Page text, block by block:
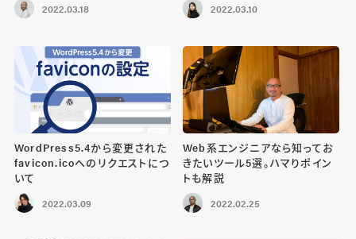
2022.03.18 2022.03.10
WordPress5.4から変更された
favicon.icoへのリクエストにつ
いて
2022.03.09
Web系エンジニアなら知ってお
きたいツール5選。ハマりポイン
トも解説
2022.02.25